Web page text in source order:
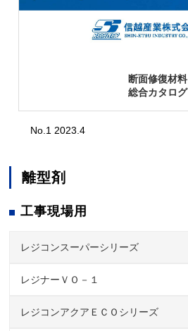
断面修復材料
総合カタログ
No.1 2023.4
離型剤
工事現場用
レジコンスーパーシリーズ
レジナーＶＯ－１
レジコンアクアＥＣＯシリーズ